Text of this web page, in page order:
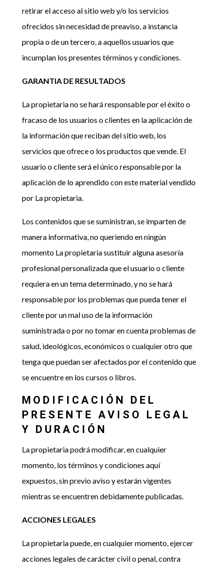
retirar el acceso al sitio web y/o los servicios
ofrecidos sin necesidad de preaviso, a instancia
propia o de un tercero, a aquellos usuarios que
incumplan los presentes términos y condiciones.
GARANTIA DE RESULTADOS
La propietaria no se hará responsable por el éxito o
fracaso de los usuarios o clientes en la aplicación de
la información que reciban del sitio web, los
servicios que ofrece o los productos que vende. El
usuario o cliente será el único responsable por la
aplicación de lo aprendido con este material vendido
por La propietaria.
Los contenidos que se suministran, se imparten de
manera informativa, no queriendo en ningún
momento La propietaria sustituir alguna asesoría
profesional personalizada que el usuario o cliente
requiera en un tema determinado, y no se hará
responsable por los problemas que pueda tener el
cliente por un mal uso de la información
suministrada o por no tomar en cuenta problemas de
salud, ideológicos, económicos o cualquier otro que
tenga que puedan ser afectados por el contenido que
se encuentre en los cursos o libros.
MODIFICACIÓN DEL
PRESENTE AVISO LEGAL
Y DURACIÓN
La propietaria podrá modificar, en cualquier
momento, los términos y condiciones aquí
expuestos, sin previo aviso y estarán vigentes
mientras se encuentren debidamente publicadas.
ACCIONES LEGALES
La propietaria puede, en cualquier momento, ejercer
acciones legales de carácter civil o penal, contra